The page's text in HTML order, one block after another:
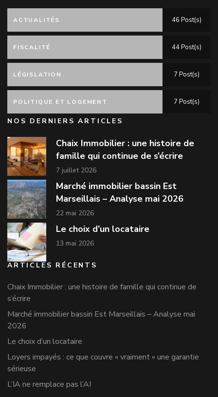
ACTUALITÉS 46 Post(s)
FISCALITÉ 44 Post(s)
LÉGISLATION 7 Post(s)
POLITIQUE ET LOGEMENT 7 Post(s)
NOS DERNIERS ARTICLES
Chaix Immobilier : une histoire de
famille qui continue de s’écrire
7 juillet 2026
Marché immobilier bassin Est
Marseillais – Analyse mai 2026
22 mai 2026
Le choix d’un locataire
13 mai 2026
ARTICLES RÉCENTS
Chaix Immobilier : une histoire de famille qui continue de
s’écrire
Marché immobilier bassin Est Marseillais – Analyse mai
2026
Le choix d’un locataire
Loyers impayés : ce que couvre « vraiment » une garantie
sérieuse
L’IA ne remplace pas l’AI